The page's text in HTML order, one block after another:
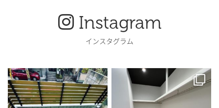
Instagram
インスタグラム